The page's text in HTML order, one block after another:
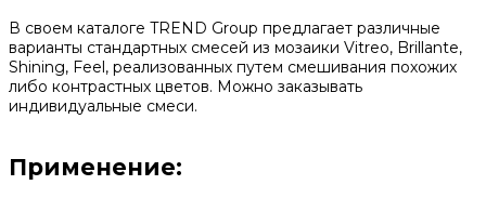
В своем каталоге TREND Group предлагает различные
варианты стандартных смесей из мозаики Vitreo, Brillante,
Shining, Feel, реализованных путем смешивания похожих
либо контрастных цветов. Можно заказывать
индивидуальные смеси.
Применение: